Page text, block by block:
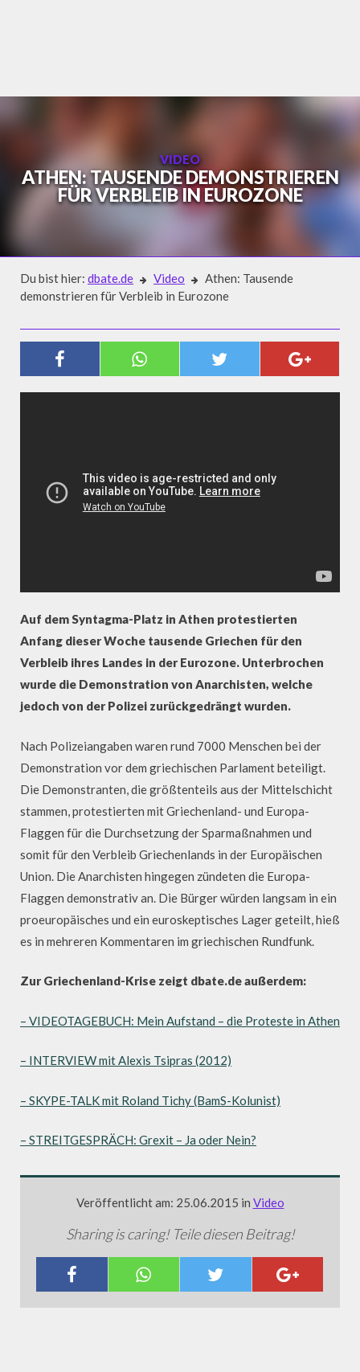
VIDEO
ATHEN: TAUSENDE DEMONSTRIEREN
FÜR VERBLEIB IN EUROZONE
Du bist hier: dbate.de Video
Athen: Tausende
demonstrieren für Verbleib in Eurozone
ATHEN: TAUSENDE
DEMONSTRIEREN FÜR VERBLEIB
IN EUROZONE
Auf dem Syntagma-Platz in Athen protestierten
Anfang dieser Woche tausende Griechen für den
Verbleib ihres Landes in der Eurozone. Unterbrochen
wurde die Demonstration von Anarchisten, welche
jedoch von der Polizei zurückgedrängt wurden.
Nach Polizeiangaben waren rund 7000 Menschen bei der
Demonstration vor dem griechischen Parlament beteiligt.
Die Demonstranten, die größtenteils aus der Mittelschicht
stammen, protestierten mit Griechenland- und Europa-
Flaggen für die Durchsetzung der Sparmaßnahmen und
somit für den Verbleib Griechenlands in der Europäischen
Union. Die Anarchisten hingegen zündeten die Europa-
Flaggen demonstrativ an. Die Bürger würden langsam in ein
proeuropäisches und ein euroskeptisches Lager geteilt, hieß
es in mehreren Kommentaren im griechischen Rundfunk.
Zur Griechenland-Krise zeigt dbate.de außerdem:
– VIDEOTAGEBUCH: Mein Aufstand – die Proteste in Athen
– INTERVIEW mit Alexis Tsipras (2012)
– SKYPE-TALK mit Roland Tichy (BamS-Kolunist)
– STREITGESPRÄCH: Grexit – Ja oder Nein?
Veröffentlicht am: 25.06.2015 in Video
Sharing is caring! Teile diesen Beitrag!